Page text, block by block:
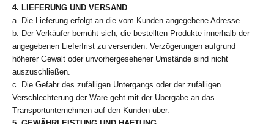
4. LIEFERUNG UND VERSAND
a. Die Lieferung erfolgt an die vom Kunden angegebene Adresse.
b. Der Verkäufer bemüht sich, die bestellten Produkte innerhalb der
angegebenen Lieferfrist zu versenden. Verzögerungen aufgrund
höherer Gewalt oder unvorhergesehener Umstände sind nicht
auszuschließen.
c. Die Gefahr des zufälligen Untergangs oder der zufälligen
Verschlechterung der Ware geht mit der Übergabe an das
Transportunternehmen auf den Kunden über.